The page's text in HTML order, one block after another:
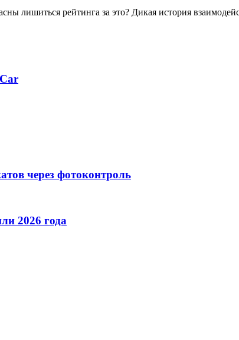
лишиться рейтинга за это? Дикая история
через фотоконтроль
2026 года